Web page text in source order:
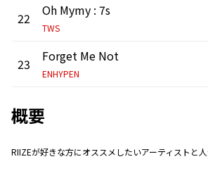
22 Oh Mymy : 7s
TWS
23 Forget Me Not
ENHYPEN
概要
RIIZEが好きな方にオススメしたいアーティストと